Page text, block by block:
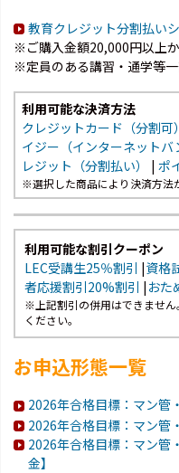
教育クレジット分割払い
※ご購入金額20,000円以上か
※定員のある講習・通学等一
利用可能な決済方法
クレジットカード（分割可）
イジー（インターネットバ
レジット（分割払い）
| ポ
※選択した商品により決済方法
利用可能な割引クーポン
LEC受講生25％割引 |資格
者応援割引20%割引 | おた
※上記割引の併用はできませ
ください。
お申込形態一覧
2026年合格目標：マン管
2026年合格目標：マン管
2026年合格目標：マン管
金】